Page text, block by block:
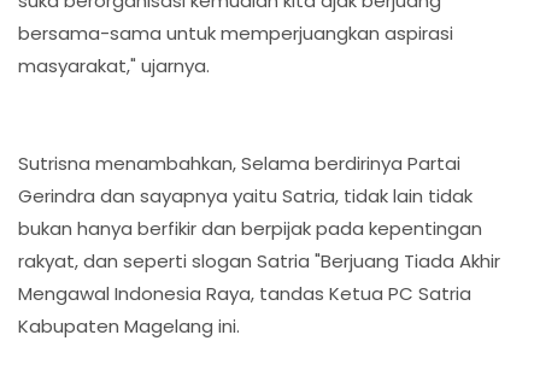
bersama-sama untuk memperjuangkan aspirasi
masyarakat," ujarnya.
Sutrisna menambahkan, Selama berdirinya Partai
Gerindra dan sayapnya yaitu Satria, tidak lain tidak
bukan hanya berfikir dan berpijak pada kepentingan
rakyat, dan seperti slogan Satria "Berjuang Tiada Akhir
Mengawal Indonesia Raya, tandas Ketua PC Satria
Kabupaten Magelang ini.